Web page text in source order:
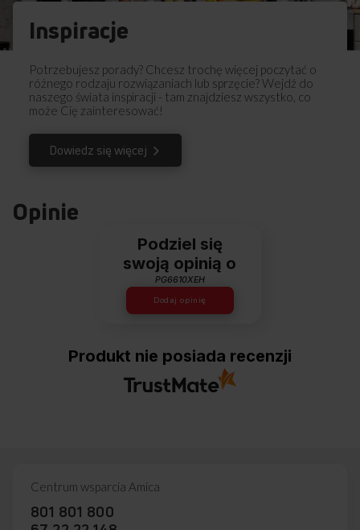
Inspiracje
Potrzebujesz porady? Chcesz trochę więcej poczytać o
różnego rodzaju rozwiązaniach lub sprzęcie? Wejdź do
naszego świata inspiracji - tam znajdziesz wszystko, co
może Cię zainteresować!
Dowiedz się więcej
Opinie
Podziel się
swoją opinią o
PG6610XEH
Dodaj opinię
Produkt nie posiada recenzji
Centrum wsparcia Amica
801 801 800